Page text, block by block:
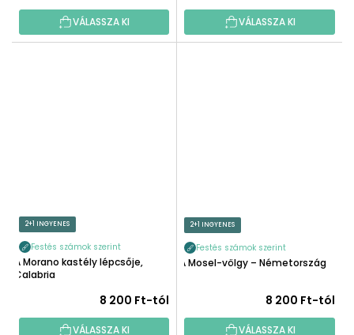
VÁLASSZA KI VÁLASSZA KI
2+1 INGYENES
Festés számok szerint
A Morano kastély lépcsője,
Calabria
8 200 Ft-tól
VÁLASSZA KI
2+1 INGYENES
Festés számok szerint
A Mosel-völgy – Németország
8 200 Ft-tól
VÁLASSZA KI